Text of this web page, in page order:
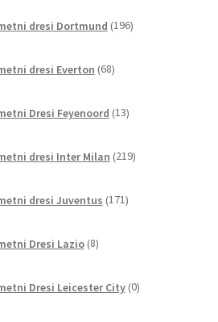
dresi Dortmund 196izdelkov
dresi Everton 68izdelkov
Dresi Feyenoord 13izdelkov
dresi Inter Milan 219izdelkov
dresi Juventus 171izdelkov
Dresi Lazio 8izdelkov
Dresi Leicester City 0izdelkov